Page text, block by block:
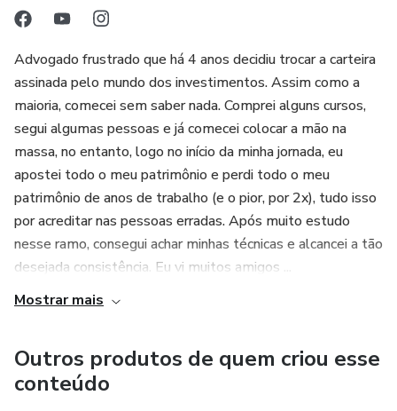
Advogado frustrado que há 4 anos decidiu trocar a carteira
assinada pelo mundo dos investimentos. Assim como a
maioria, comecei sem saber nada. Comprei alguns cursos,
segui algumas pessoas e já comecei colocar a mão na
massa, no entanto, logo no início da minha jornada, eu
apostei todo o meu patrimônio e perdi todo o meu
patrimônio de anos de trabalho (e o pior, por 2x), tudo isso
por acreditar nas pessoas erradas. Após muito estudo
nesse ramo, consegui achar minhas técnicas e alcancei a tão
desejada consistência. Eu vi muitos amigos ...
Mostrar mais
Outros produtos de quem criou esse
conteúdo